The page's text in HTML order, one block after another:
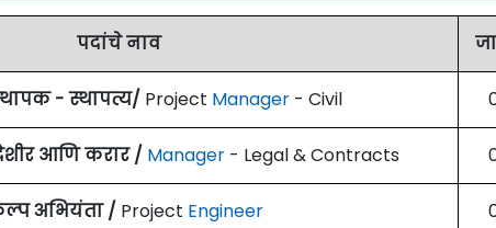
पदांचे नाव
- स्थापत्य/ Project Manager- Civil
आणि करार / Manager- Legal & Contracts
अभियंता / Project Engineer